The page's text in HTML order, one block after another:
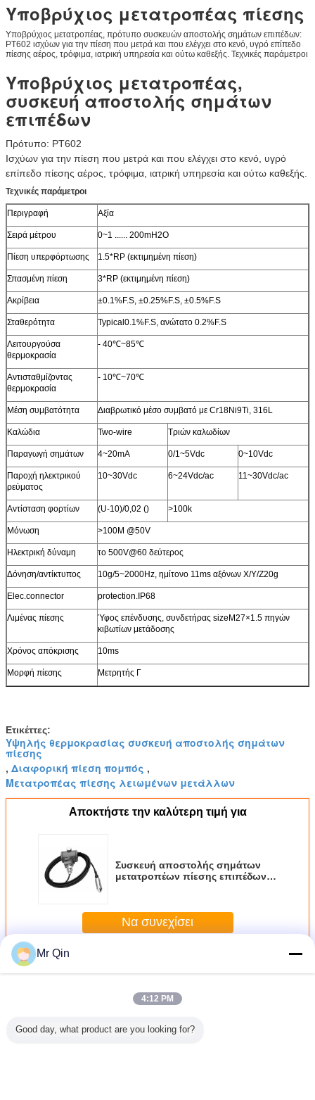
Υποβρύχιος μετατροπέας πίεσης
Υποβρύχιος μετατροπέας, πρότυπο συσκευών αποστολής σημάτων επιπέδων:
PT602 ισχύων για την πίεση που μετρά και που ελέγχει στο κενό, υγρό επίπεδο
πίεσης αέρος, τρόφιμα, ιατρική υπηρεσία και ούτω καθεξής. Τεχνικές παράμετροι
Υποβρύχιος μετατροπέας,
συσκευή αποστολής σημάτων
επιπέδων
Πρότυπο: PT602
Ισχύων για την πίεση που μετρά και που ελέγχει στο κενό, υγρό
επίπεδο πίεσης αέρος, τρόφιμα, ιατρική υπηρεσία και ούτω καθεξής.
Τεχνικές παράμετροι
Περιγραφή Αξία
Σειρά μέτρου 0~1 ...... 200mH2O
Πίεση υπερφόρτωσης 1.5*RP (εκτιμημένη πίεση)
Σπασμένη πίεση 3*RP (εκτιμημένη πίεση)
Ακρίβεια ±0.1%F.S, ±0.25%F.S, ±0.5%F.S
Σταθερότητα Typical0.1%F.S, ανώτατο 0.2%F.S
Λειτουργούσα
θερμοκρασία
- 40℃~85℃
Αντισταθμίζοντας
θερμοκρασία
- 10℃~70℃
Μέση συμβατότητα Διαβρωτικό μέσο συμβατό με Cr18Ni9Ti, 316L
Καλώδια Two-wire Τριών καλωδίων
Παραγωγή σημάτων 4~20mA 0/1~5Vdc 0~10Vdc
Παροχή ηλεκτρικού
ρεύματος
10~30Vdc 6~24Vdc/ac 11~30Vdc/ac
Αντίσταση φορτίων (U-10)/0,02 () >100k
Μόνωση >100M @50V
Ηλεκτρική δύναμη το 500V@60 δεύτερος
Δόνηση/αντίκτυπος 10g/5~2000Hz, ημίτονο 11ms αξόνων X/Y/Z20g
Elec.connector protection.IP68
Λιμένας πίεσης
Ύφος επένδυσης, συνδετήρας sizeM27×1.5 πηγών
κιβωτίων μετάδοσης
Χρόνος απόκρισης 10ms
Μορφή πίεσης Μετρητής Γ
Ετικέττες:
Υψηλής θερμοκρασίας συσκευή αποστολής σημάτων
πίεσης
, Διαφορική πίεση πομπός ,
Μετατροπέας πίεσης λειωμένων μετάλλων
Αποκτήστε την καλύτερη τιμή για
Συσκευή αποστολής σημάτων
μετατροπέων πίεσης επιπέδων,
Να συνεχίσει
Περισσότεροι
Συσκευή αποστολής σημάτων μετατροπέων πίεσης
Mr Qin
4:12 PM
Good day, what product are you looking for?